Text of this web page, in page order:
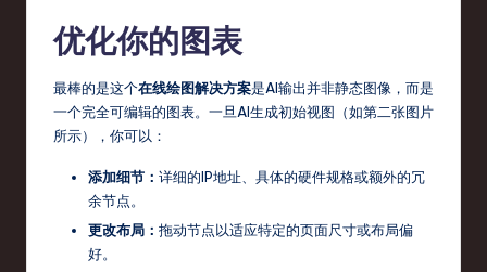
优化你的图表
最棒的是这个在线绘图解决方案是AI输出并非静态图像，而是
一个完全可编辑的图表。一旦AI生成初始视图（如第二张图片
所示），你可以：
添加细节： 详细的IP地址、具体的硬件规格或额外的冗
余节点。
更改布局： 拖动节点以适应特定的页面尺寸或布局偏
好。